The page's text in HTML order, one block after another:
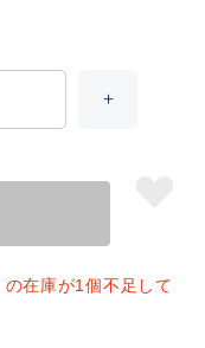
の在庫が1個不足して